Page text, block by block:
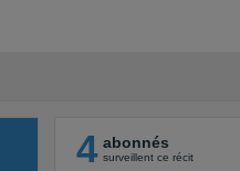
4 abonnés
surveillent ce récit